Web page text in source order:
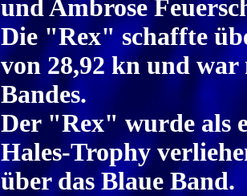
und Ambrose
Die "Rex" schaffte
von 28,92 kn und war
Bandes.
Der "Rex" wurde als
Hales-Trophy
über das Blaue Band.